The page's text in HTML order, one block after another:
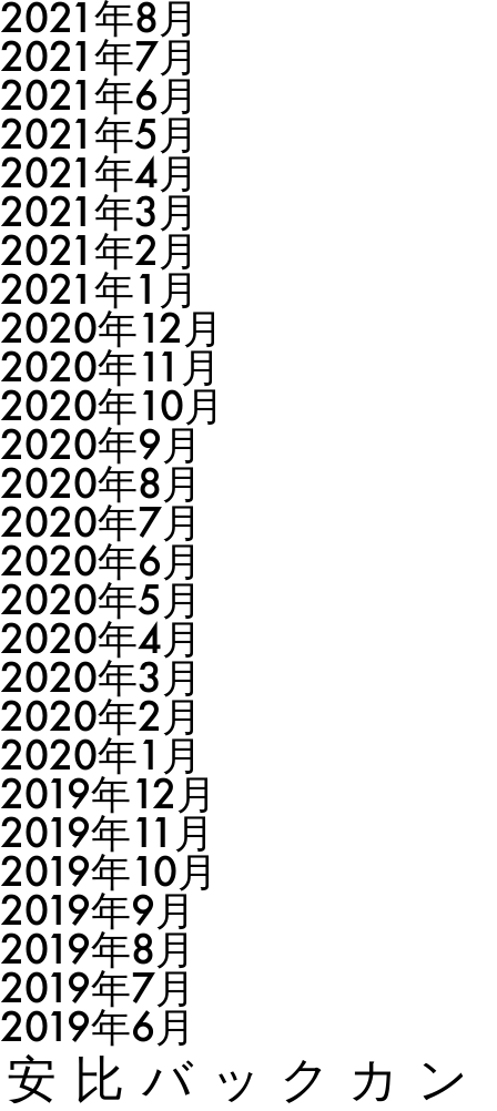
2021年8月
2021年7月
2021年6月
2021年5月
2021年4月
2021年3月
2021年2月
2021年1月
2020年12月
2020年11月
2020年10月
2020年9月
2020年8月
2020年7月
2020年6月
2020年5月
2020年4月
2020年3月
2020年2月
2020年1月
2019年12月
2019年11月
2019年10月
2019年9月
2019年8月
2019年7月
2019年6月
安比バックカ